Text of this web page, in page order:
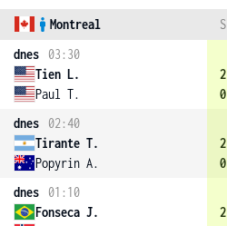
Montreal S
dnes
03:30
Tien L.
Paul T.
2
0
dnes
02:40
Tirante T.
Popyrin A.
2
0
dnes
01:10
Fonseca J.
2